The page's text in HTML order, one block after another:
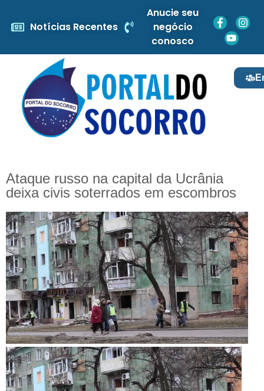
Notícias Recentes
Anucie seu
negócio
conosco
Ataque russo na capital da Ucrânia
deixa civis soterrados em escombros